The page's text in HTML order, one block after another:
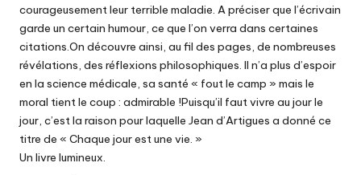
courageusement leur terrible maladie. A préciser que l’écrivain
garde un certain humour, ce que l’on verra dans certaines
citations.On découvre ainsi, au fil des pages, de nombreuses
révélations, des réflexions philosophiques. Il n’a plus d’espoir
en la science médicale, sa santé « fout le camp » mais le
moral tient le coup : admirable !Puisqu’il faut vivre au jour le
jour, c’est la raison pour laquelle Jean d’Artigues a donné ce
titre de « Chaque jour est une vie. »
Un livre lumineux.